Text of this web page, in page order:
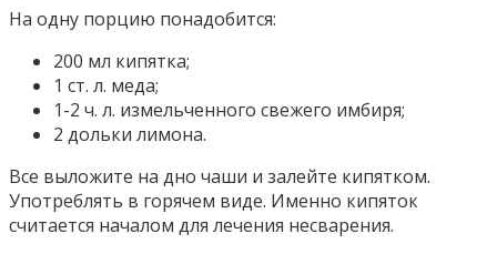
На одну порцию понадобится:
200 мл кипятка;
1 ст. л. меда;
1-2 ч. л. измельченного свежего имбиря;
2 дольки лимона.
Все выложите на дно чаши и залейте кипятком.
Употреблять в горячем виде. Именно кипяток
считается началом для лечения несварения.